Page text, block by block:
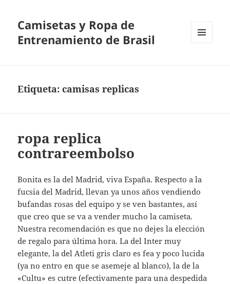
Camisetas y Ropa de
Entrenamiento de Brasil
Etiqueta:camisas replicas
ropa replica
contrareembolso
Bonita es la del Madrid, viva España. Respecto a la
fucsia del Madrid, llevan ya unos años vendiendo
bufandas rosas del equipo y se ven bastantes, así
que creo que se va a vender mucho la camiseta.
Nuestra recomendación es que no dejes la elección
de regalo para última hora. La del Inter muy
elegante, la del Atleti gris claro es fea y poco lucida
(ya no entro en que se asemeje al blanco), la de la
«Cultu» es cutre (efectivamente para una despedida